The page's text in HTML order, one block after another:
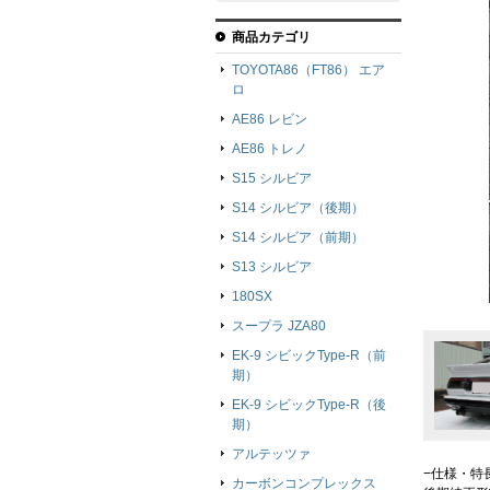
−仕様・特
商品カテゴリ
TOYOTA86（FT86） エア
ロ
AE86 レビン
AE86 トレノ
S15 シルビア
S14 シルビア（後期）
S14 シルビア（前期）
S13 シルビア
180SX
スープラ JZA80
EK-9 シビックType-R（前
期）
EK-9 シビックType-R（後
期）
アルテッツァ
カーボンコンプレックス